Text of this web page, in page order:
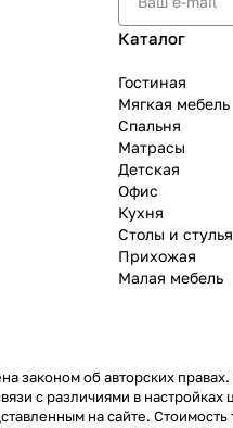
Каталог
Гостиная
Мягкая мебель
Спальня
Матрасы
Детская
Офис
Кухня
Столы и стулья
Прихожая
Малая мебель
об авторских
с различиями в
на сайте.